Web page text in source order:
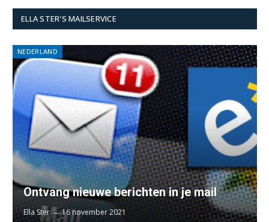
ELLA STER'S MAILSERVICE
NEDERLAND
Ontvang nieuwe berichten in je mail
Ella Ster 16 november 2021